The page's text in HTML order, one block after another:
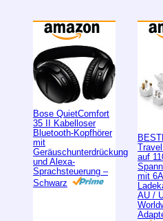
Bose QuietComfort
35 II Kabelloser
Bluetooth-Kopfhörer
mit
Geräuschunterdrückung
und Alexa-
Sprachsteuerung –
Schwarz
auf
mit
AU /